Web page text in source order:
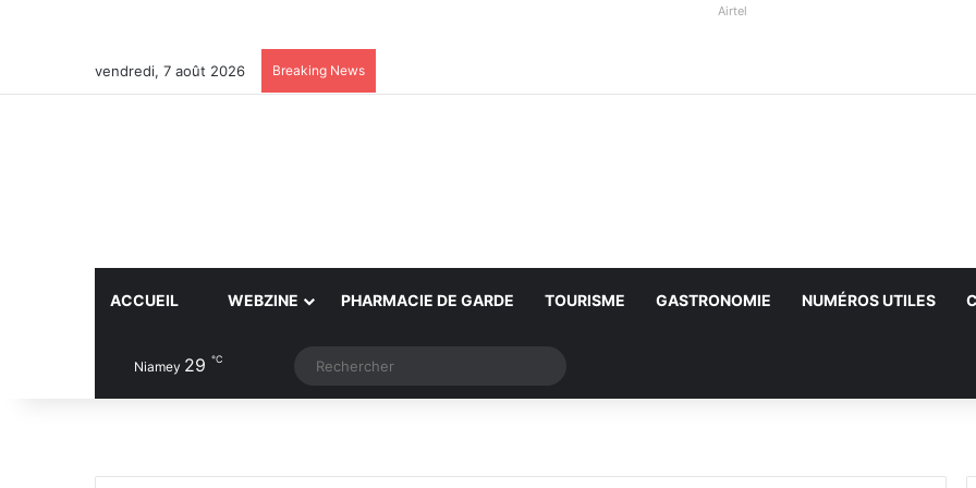
Airtel
vendredi, 7 août 2026 Breaking News
ACCUEIL WEBZINE PHARMACIE DE GARDE TOURISME GASTRONOMIE NUMÉROS UTILES
Niamey 29 ℃ Article Aléatoire
Switch skin